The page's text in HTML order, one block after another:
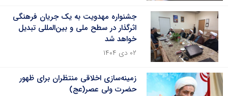
جشنواره مهدویت به یک جریان فرهنگی
اثرگذار در سطح ملی و بین‌المللی تبدیل
خواهد شد
۰۲ دی ۱۴۰۴
زمینه‌سازی اخلاقی منتظران برای ظهور
حضرت ولی ‌عصر(عج)